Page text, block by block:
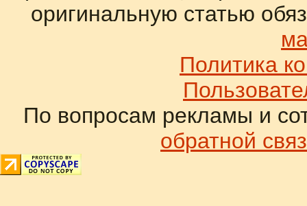
оригинальную статью
Политика
По вопросам рекламы и
обратной